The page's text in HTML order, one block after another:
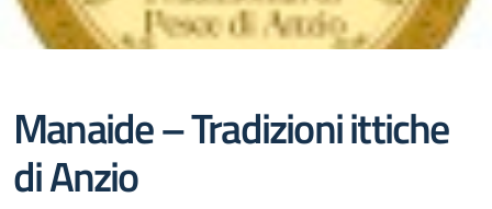
Manaide – Tradizioni ittiche
di Anzio